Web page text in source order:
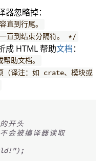
忽略掉：
到行尾。
直到结束分隔符。 */
成 HTML 帮助文档：
助文档。
译注：如 crate、模块或
的开 头
不 会被编 译器 读取